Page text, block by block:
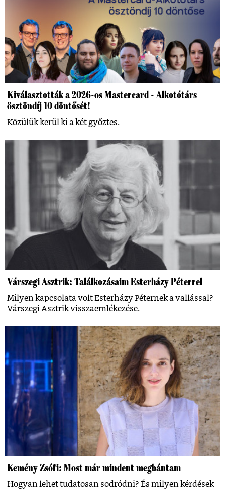
Kiválasztották a 2026-os Mastercard - Alkotótárs
ösztöndíj 10 döntősét!
Közülük kerül ki a két győztes.
Várszegi Asztrik: Találkozásaim Esterházy Péterrel
Milyen kapcsolata volt Esterházy Péternek a vallással?
Várszegi Asztrik visszaemlékezése.
Kemény Zsófi: Most már mindent megbántam
Hogyan lehet tudatosan sodródni? És milyen kérdések